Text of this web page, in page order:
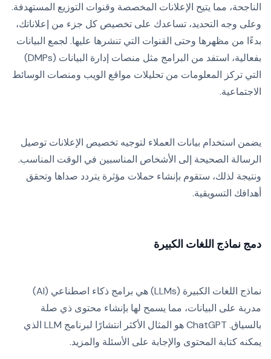
الناجحة، مما يتيح الإعلانات المخصصة وقنوات التوزيع المستهدفة.
وعلى وجه التحديد، تساعدك على تخصيص كل جزء من إعلاناتك،
بدءًا من مظهرها وحتى القنوات التي تنشرها عليها. لجمع البيانات
بفعالية، استفد من البرامج مثل منصات إدارة البيانات (DMPs)
التي تركز المعلومات من تحليلات مواقع الويب ومنصات الوسائط
الاجتماعية.
يضمن استخدام بيانات العملاء لتوجيه تخصيص الإعلانات توصيل
الرسالة الصحيحة إلى الأشخاص المناسبين في الوقت المناسب.
ونتيجة لذلك، ستقوم بإنشاء حملات مؤثرة يتردد صداها وتحقق
أهدافك التسويقية.
دمج نماذج اللغات الكبيرة
نماذج اللغات الكبيرة (LLMs) هي برامج ذكاء اصطناعي (AI)
مدربة على البيانات، مما يسمح لها بإنشاء محتوى ذي صلة
بالسياق. ChatGPT هو المثال الأكثر انتشارًا لبرنامج LLM الذي
يمكنه كتابة المحتوى والإجابة على الأسئلة والمزيد.